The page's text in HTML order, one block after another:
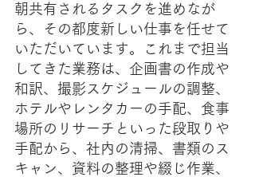
朝共有されるタスクを進めなが
ら、その都度新しい仕事を任せて
いただいています。これまで担当
してきた業務は、企画書の作成や
和訳、撮影スケジュールの調整、
ホテルやレンタカーの手配、食事
場所のリサーチといった段取りや
手配から、社内の清掃、書類のス
キャン、資料の整理や綴じ作業、